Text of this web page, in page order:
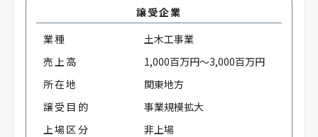
譲受企業
業種
土木工事業
売上高
1,000百万円～3,000百万円
所在地
関東地方
譲受目的
事業規模拡大
上場区分
非上場